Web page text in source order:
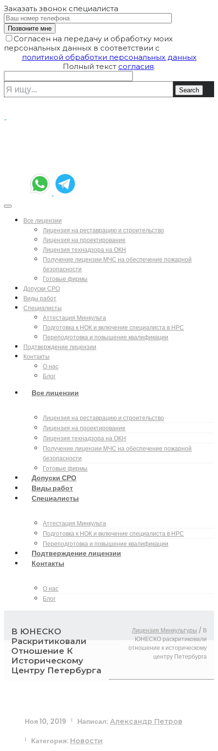
Заказать звонок специалиста
Согласен на передачу и обработку моих
персональных данных в соответствии с
политикой обработки персональных данных
Полный текст согласия.
Все лицензии
Лицензия на реставрацию и строительство
Лицензия на проектирование
Лицензия технадзора на ОКН
Получение лицензии МЧС на обеспечение пожарной
безопасности
Готовые фирмы
Допуски СРО
Виды работ
Специалисты
Аттестация Минкульта
Подготовка к НОК и включение специалиста в НРС
Переподготовка и повышение квалификации
Подтверждение лицензии
Контакты
О нас
Блог
Все лицензии
Лицензия на реставрацию и строительство
Лицензия на проектирование
Лицензия технадзора на ОКН
Получение лицензии МЧС на обеспечение пожарной
безопасности
Готовые фирмы
Допуски СРО
Виды работ
Специалисты
Аттестация Минкульта
Подготовка к НОК и включение специалиста в НРС
Переподготовка и повышение квалификации
Подтверждение лицензии
Контакты
О нас
Блог
В ЮНЕСКО
Раскритиковали
Отношение К
Историческому
Центру Петербурга
Лицензия Минкультуры / В
ЮНЕСКО раскритиковали
отношение к историческому
центру Петербурга
Ноя 10, 2019 Написал:Александр Петров
Категория: Новости